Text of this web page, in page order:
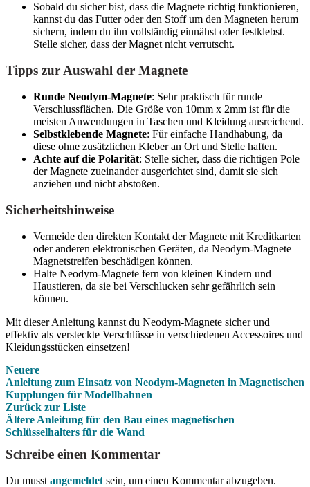
Sobald du sicher bist, dass die Magnete richtig funktionieren,
kannst du das Futter oder den Stoff um den Magneten herum
sichern, indem du ihn vollständig einnähst oder festklebst.
Stelle sicher, dass der Magnet nicht verrutscht.
Tipps zur Auswahl der Magnete
Runde Neodym-Magnete: Sehr praktisch für runde
Verschlussflächen. Die Größe von 10mm x 2mm ist für die
meisten Anwendungen in Taschen und Kleidung ausreichend.
Selbstklebende Magnete: Für einfache Handhabung, da
diese ohne zusätzlichen Kleber an Ort und Stelle haften.
Achte auf die Polarität: Stelle sicher, dass die richtigen Pole
der Magnete zueinander ausgerichtet sind, damit sie sich
anziehen und nicht abstoßen.
Sicherheitshinweise
Vermeide den direkten Kontakt der Magnete mit Kreditkarten
oder anderen elektronischen Geräten, da Neodym-Magnete
Magnetstreifen beschädigen können.
Halte Neodym-Magnete fern von kleinen Kindern und
Haustieren, da sie bei Verschlucken sehr gefährlich sein
können.
Mit dieser Anleitung kannst du Neodym-Magnete sicher und
effektiv als versteckte Verschlüsse in verschiedenen Accessoires und
Kleidungsstücken einsetzen!
Neuere
Anleitung zum Einsatz von Neodym-Magneten in Magnetischen
Kupplungen für Modellbahnen
Zurück zur Liste
Ältere Anleitung für den Bau eines magnetischen
Schlüsselhalters für die Wand
Schreibe einen Kommentar
Du musst angemeldet sein, um einen Kommentar abzugeben.